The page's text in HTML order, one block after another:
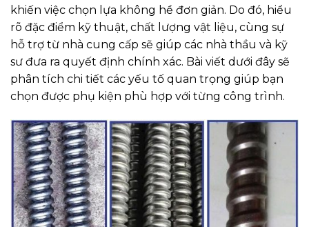
khiến việc chọn lựa không hề đơn giản. Do đó, hiểu
rõ đặc điểm kỹ thuật, chất lượng vật liệu, cùng sự
hỗ trợ từ nhà cung cấp sẽ giúp các nhà thầu và kỹ
sư đưa ra quyết định chính xác. Bài viết dưới đây sẽ
phân tích chi tiết các yếu tố quan trọng giúp bạn
chọn được phụ kiện phù hợp với từng công trình.